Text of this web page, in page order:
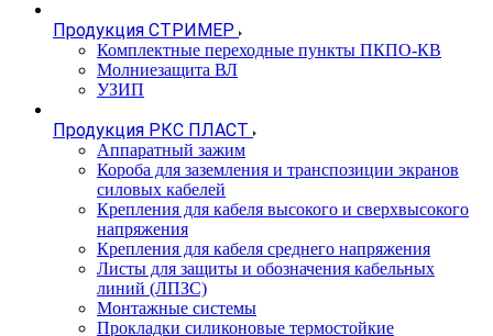
Продукция СТРИМЕР
Комплектные переходные пункты ПКПО-КВ
Молниезащита ВЛ
УЗИП
Продукция РКС ПЛАСТ
Аппаратный зажим
Короба для заземления и транспозиции экранов
силовых кабелей
Крепления для кабеля высокого и сверхвысокого
напряжения
Крепления для кабеля среднего напряжения
Листы для защиты и обозначения кабельных
линий (ЛПЗС)
Монтажные системы
Прокладки силиконовые термостойкие